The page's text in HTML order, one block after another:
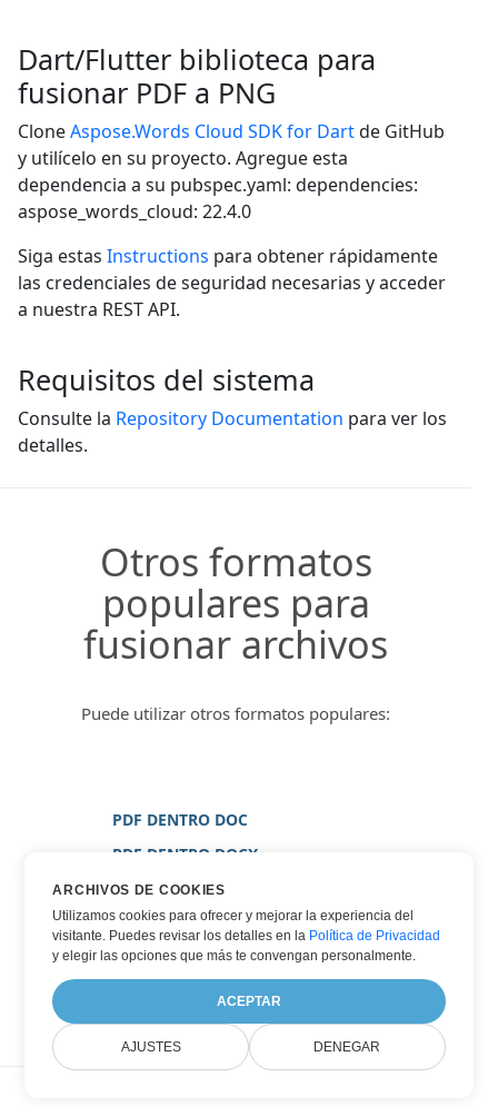
Dart/Flutter biblioteca para
fusionar PDF a PNG
CloneAspose.Words Cloud SDK for Dartde GitHub
y utilícelo en su proyecto. Agregue esta
dependencia a su pubspec.yaml: dependencies:
aspose_words_cloud: 22.4.0
Siga estas Instructions para obtener rápidamente
las credenciales de seguridad necesarias y acceder
a nuestra REST API.
Requisitos del sistema
Consulte la Repository Documentation para ver los
detalles.
Otros formatos
populares para
fusionar archivos
Puede utilizar otros formatos populares:
PDF DENTRO DOC
PDF DENTRO DOCX
PDF DENTRO IMAGEN
PDF DENTRO JPG
PDF DENTRO WORD
PDF DENTRO XPS
ARCHIVOS DE COOKIES
Utilizamos cookies para ofrecer y mejorar la experiencia del
visitante. Puedes revisar los detalles en la Política de Privacidad
y elegir las opciones que más te convengan personalmente.
ACEPTAR
AJUSTES DENEGAR